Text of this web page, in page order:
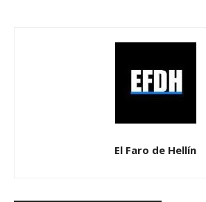
El Faro de Hellín